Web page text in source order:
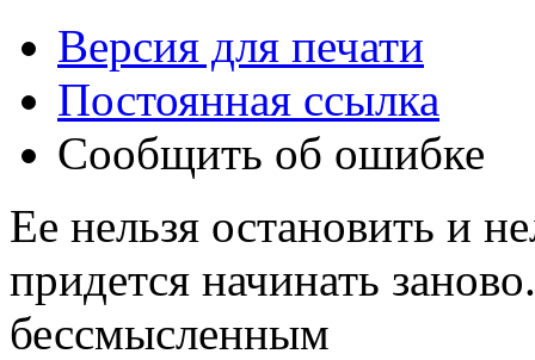
Версия для печати
Постоянная ссылка
Сообщить об ошибке
Ее нельзя остановить и
придется начинать
бессмысленным